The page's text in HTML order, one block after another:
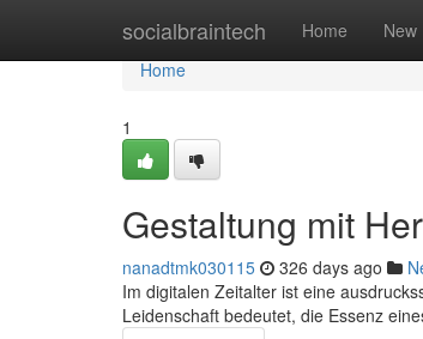
socialbraintech Home New
Home
Home
1
Gestaltung mit
nanadtmk030115 326 days ago
Im digitalen Zeitalter ist eine
Leidenschaft bedeutet, die Essenz